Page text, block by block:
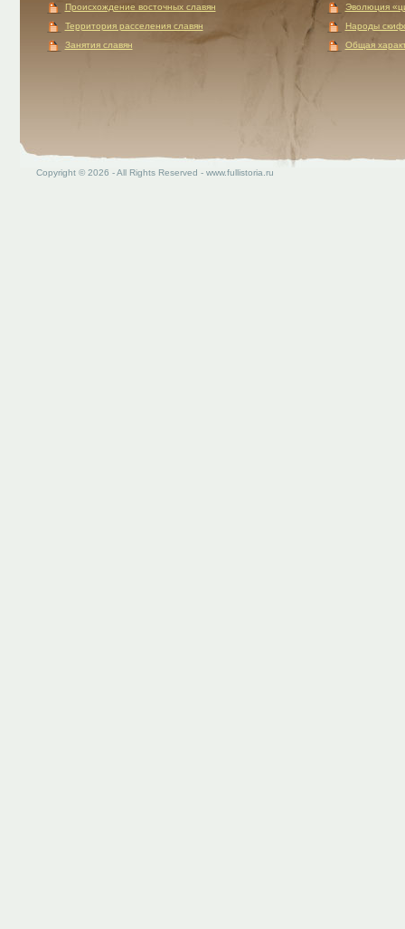
Происхождение восточных славян
Территория расселения славян
Занятия славян
Эволюция
Народы
Общая
Copyright © 2026 - All Rights Reserved - www.fullistoria.ru